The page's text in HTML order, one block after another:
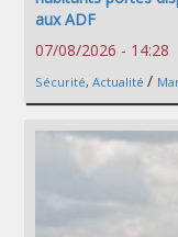
aux ADF
07/08/2026 - 14:28
Sécurité, Actualité /